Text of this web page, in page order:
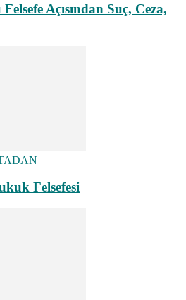
Açısından Suç, Ceza,
Felsefesi